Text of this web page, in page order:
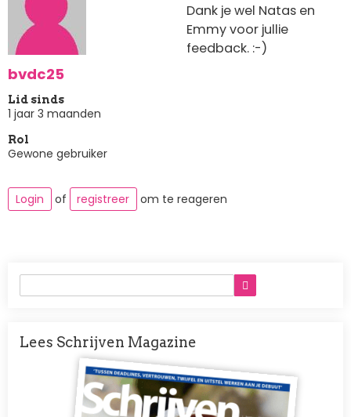
bvdc25
Lid sinds
1 jaar 3 maanden
Rol
Gewone gebruiker
Dank je wel Natas en
Emmy voor jullie
feedback. :-)
Login of registreer om te reageren
Lees Schrijven Magazine
Afbeelding